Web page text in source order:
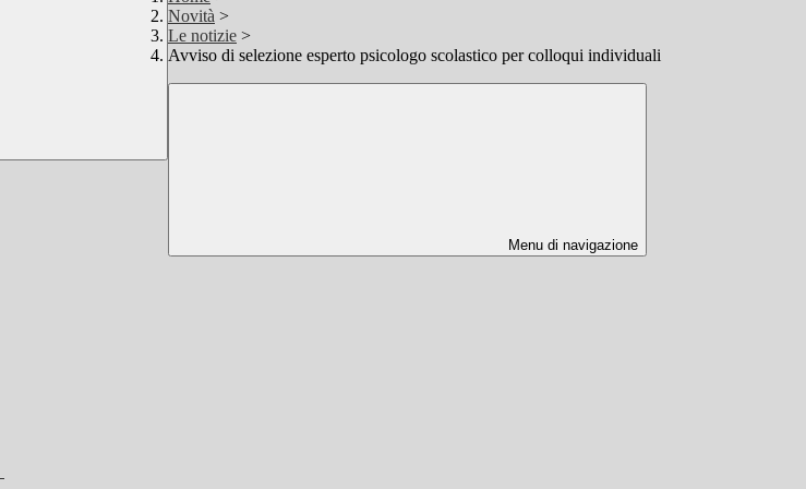
Novità >
Le notizie >
Avviso di selezione esperto psicologo scolastico per colloqui individuali
Menu di navigazione